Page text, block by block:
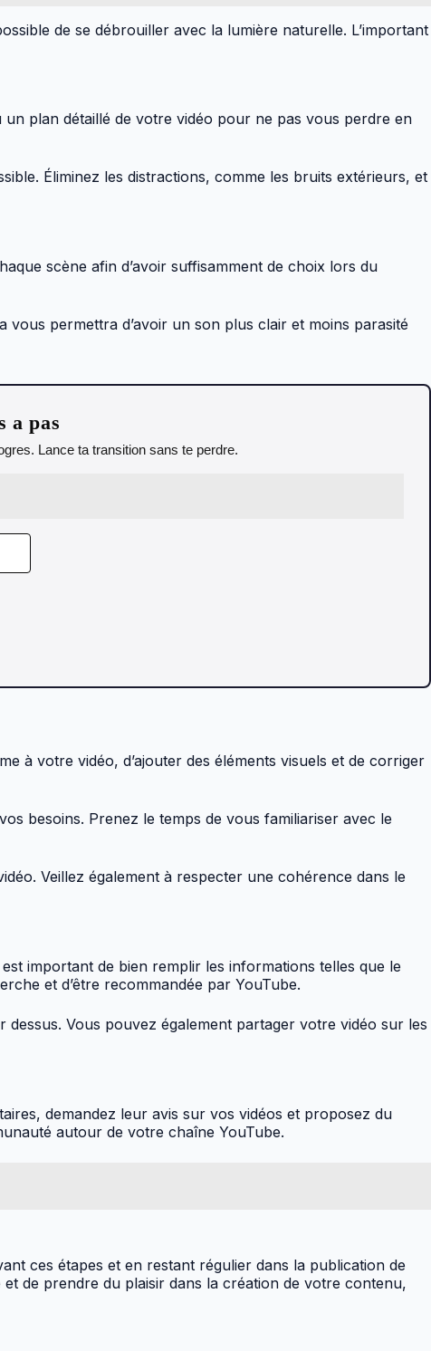
de se débrouiller avec la lumière naturelle. L’important
plan détaillé de votre vidéo pour ne pas vous perdre en
Éliminez les distractions, comme les bruits extérieurs, et
scène afin d’avoir suffisamment de choix lors du
permettra d’avoir un son plus clair et moins parasité
a pas
Lance ta transition sans te perdre.
à votre vidéo, d’ajouter des éléments visuels et de corriger
besoins. Prenez le temps de vous familiariser avec le
Veillez également à respecter une cohérence dans le
important de bien remplir les informations telles que le
et d’être recommandée par YouTube.
Vous pouvez également partager votre vidéo sur les
demandez leur avis sur vos vidéos et proposez du
autour de votre chaîne YouTube.
ces étapes et en restant régulier dans la publication de
de prendre du plaisir dans la création de votre contenu,